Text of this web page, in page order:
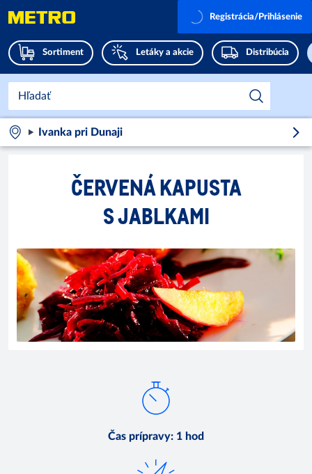
Sortiment Letáky a akcie Distribúcia
Registrácia/Prihlásenie
Ivanka pri Dunaji
ČERVENÁ KAPUSTA
S JABLKAMI
Čas prípravy: 1 hod